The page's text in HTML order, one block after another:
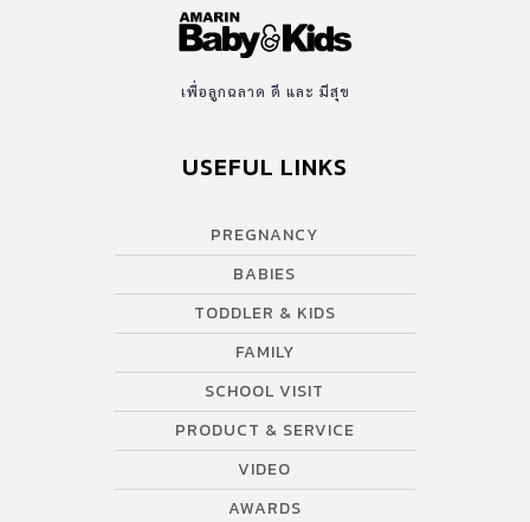
เพื่อลูกฉลาด ดี และ มีสุข
USEFUL LINKS
PREGNANCY
BABIES
TODDLER & KIDS
FAMILY
SCHOOL VISIT
PRODUCT & SERVICE
VIDEO
AWARDS